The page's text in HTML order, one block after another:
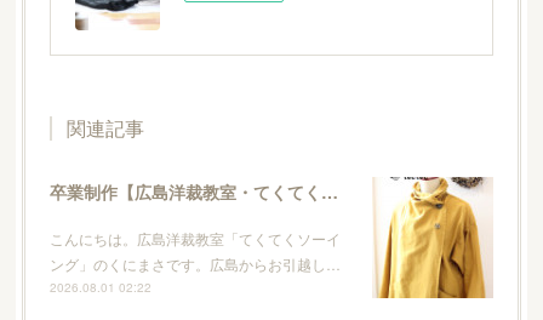
関連記事
卒業制作【広島洋裁教室・てくてくソーイング】
こんにちは。広島洋裁教室「てくてくソーイ
ング」のくにまさです。広島からお引越し…
2026.08.01 02:22